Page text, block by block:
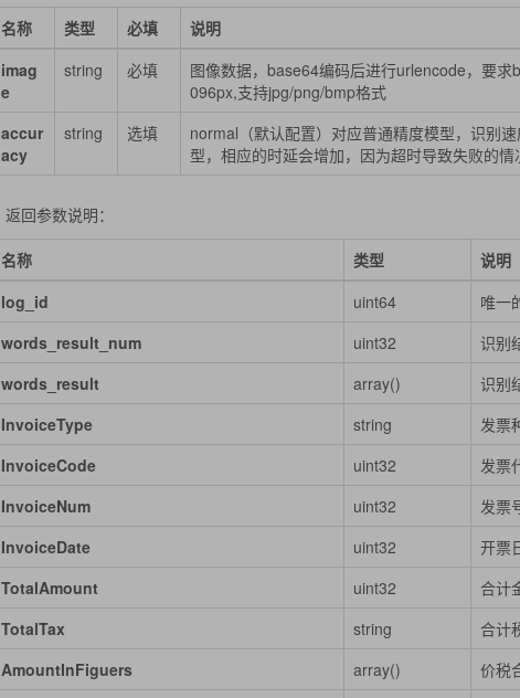
名称 类型 必填
说明
imag
e
string 必填
图像数据，base64编码后进行urlencode，要
096px,支持jpg/png/bmp格式
accur
acy
string 选填
normal（默认配置）对应普通精度模型，识别
型，相应的时延会增加，因为超时导致失败的情
返回参数说明：
名称 类型
说明
log_id
uint64
唯一
words_result_num
uint32
识别
words_result
array()
识别
InvoiceType
string
发票
InvoiceCode
uint32
发票
InvoiceNum
uint32
发票
InvoiceDate
uint32
开票
TotalAmount
uint32
合计
TotalTax
string
合计
AmountInFiguers
array()
价税